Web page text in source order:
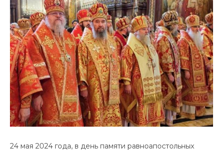
24 мая 2024 года, в день памяти равноапостольных